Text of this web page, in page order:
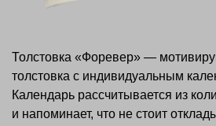
Толстовка «Форевер» —
толстовка с индивидуальным
Календарь рассчитывается из
и напоминает, что не стоит